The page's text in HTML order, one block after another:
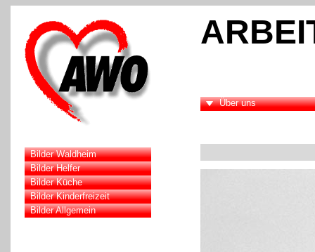
Über uns
Bilder Waldheim
Bilder Helfer
Bilder Küche
Bilder Kinderfreizeit
Bilder Allgemein